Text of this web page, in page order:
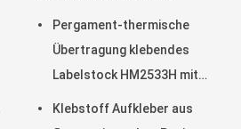
Pergament-thermische
Übertragung klebendes
Labelstock HM2533H mit
Klebstoff Aufkleber aus